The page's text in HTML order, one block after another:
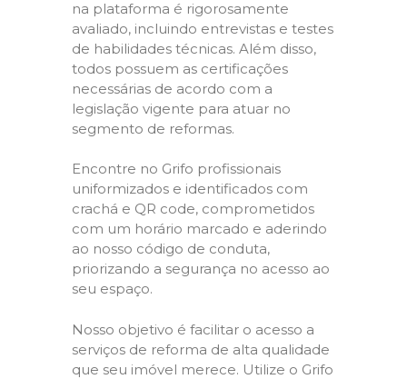
na plataforma é rigorosamente
avaliado, incluindo entrevistas e testes
de habilidades técnicas. Além disso,
todos possuem as certificações
necessárias de acordo com a
legislação vigente para atuar no
segmento de reformas.
Encontre no Grifo profissionais
uniformizados e identificados com
crachá e QR code, comprometidos
com um horário marcado e aderindo
ao nosso código de conduta,
priorizando a segurança no acesso ao
seu espaço.
Nosso objetivo é facilitar o acesso a
serviços de reforma de alta qualidade
que seu imóvel merece. Utilize o Grifo